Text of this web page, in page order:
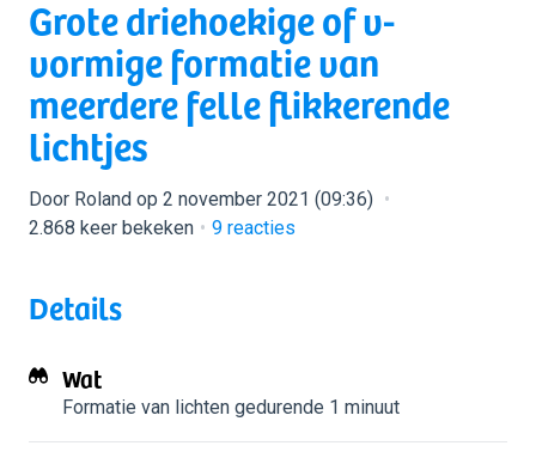
Grote driehoekige of v-
vormige formatie van
meerdere felle flikkerende
lichtjes
Door Roland op 2 november 2021 (09:36)
2.868 keer bekeken
9 reacties
Details
Wat
Formatie van lichten gedurende 1 minuut